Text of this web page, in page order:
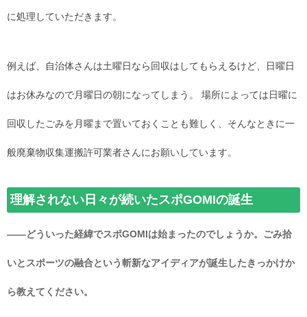
に処理していただきます。
例えば、自治体さんは土曜日なら回収はしてもらえるけど、日曜日
はお休みなので月曜日の朝になってしまう。 場所によっては日曜に
回収したごみを月曜まで置いておくことも難しく、そんなときに一
般廃棄物収集運搬許可業者さんにお願いしています。
理解されない日々が続いたスポGOMIの誕生
――どういった経緯でスポGOMIは始まったのでしょうか。ごみ拾
いとスポーツの融合という斬新なアイディアが誕生したきっかけか
ら教えてください。